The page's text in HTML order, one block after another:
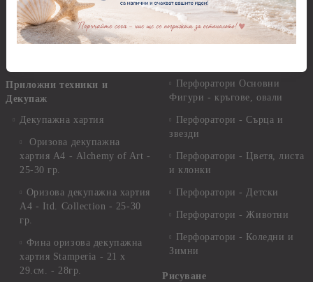
Глина
Самосъхнеща глина
Приложни техники и
Декупаж
Декупажна хартия
Оризова декупажна
хартия А4 - Alchemy of Art -
25-30 гр.
Оризова декупажна хартия
А4 - Itd. Collection - 25-30
гр.
Фина оризова декупажна
хартия Stamperia - 21 х
29.см. - 28гр.
Перфоратори над 2,50 см
Перфоратори Основни
Фигури - кръгове, овали
Перфоратори - Сърца и
звезди
Перфоратори - Цветя, листа
и клонки
Перфоратори - Детски
Перфоратори - Животни
Перфоратори - Коледни и
Зимни
Рисуване